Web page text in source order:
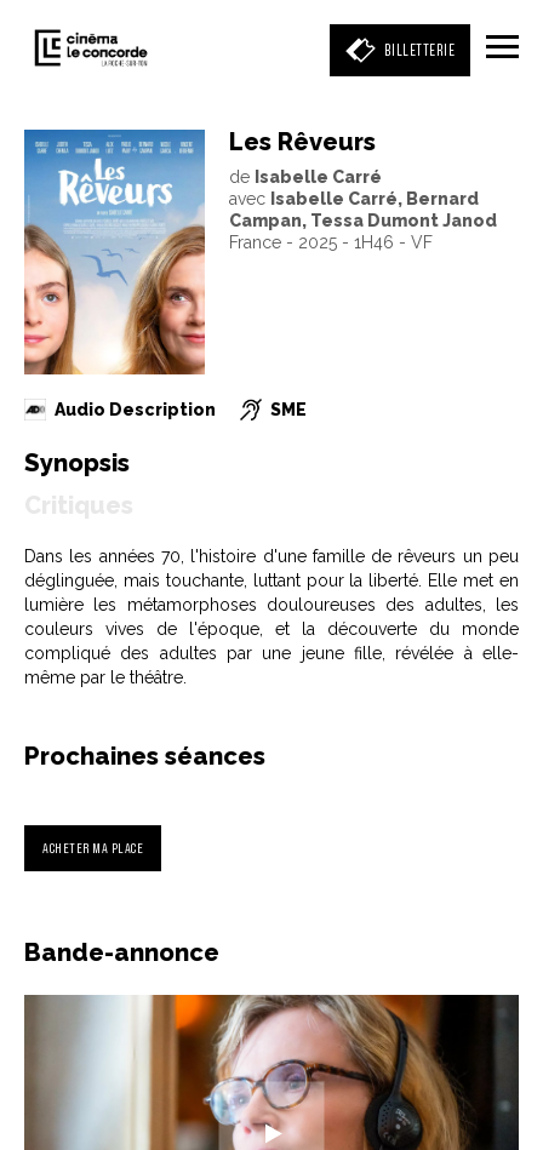
BILLETTERIE
Entrez votre mot clé
(film, réalisateur, acteur, événement)
Les Rêveurs
de Isabelle Carré
avec Isabelle Carré, Bernard
Campan, Tessa Dumont Janod
France - 2025 - 1H46 - VF
Audio Description SME
Synopsis
Dans les années 70, l'histoire d'une famille de rêveurs un peu
déglinguée, mais touchante, luttant pour la liberté. Elle met en
lumière les métamorphoses douloureuses des adultes, les
couleurs vives de l'époque, et la découverte du monde
compliqué des adultes par une jeune fille, révélée à elle-
même par le théâtre.
Prochaines séances
ACHETER MA PLACE
Bande-annonce